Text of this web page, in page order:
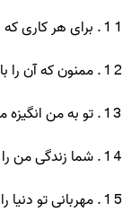
برای هر کاری
ممنون که آن را
تو به من
شما زندگی من
مهربانی تو